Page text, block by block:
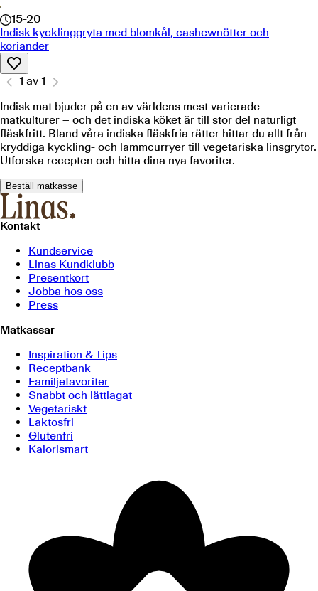
15-20
Indisk kycklinggryta med blomkål, cashewnötter och
koriander
1 av 1
Indisk mat bjuder på en av världens mest varierade
matkulturer – och det indiska köket är till stor del naturligt
fläskfritt. Bland våra indiska fläskfria rätter hittar du allt från
kryddiga kyckling- och lammcurryer till vegetariska linsgrytor.
Utforska recepten och hitta dina nya favoriter.
Beställ matkasse
Kontakt
Kundservice
Linas Kundklubb
Presentkort
Jobba hos oss
Press
Matkassar
Inspiration & Tips
Receptbank
Familjefavoriter
Snabbt och lättlagat
Vegetariskt
Laktosfri
Glutenfri
Kalorismart